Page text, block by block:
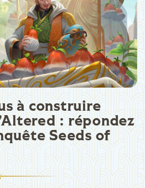
à construire
: répondez
Seeds of